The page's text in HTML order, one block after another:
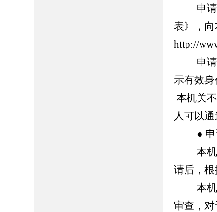
申请人
表》，
http://
申请人
示有效
本机关
人可以
● 申
本机关
请后，
本机关
审查，